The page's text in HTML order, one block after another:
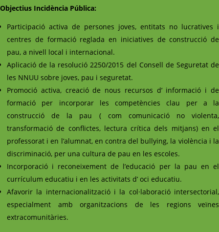
Objectius Incidència Pública:
Participació activa de persones joves, entitats no lucratives i
centres de formació reglada en iniciatives de construcció de
pau, a nivell local i internacional.
Aplicació de la resolució 2250/2015 del Consell de Seguretat de
les NNUU sobre joves, pau i seguretat.
Promoció activa, creació de nous recursos d’ informació i de
formació per incorporar les competències clau per a la
construcció de la pau ( com comunicació no violenta,
transformació de conflictes, lectura crítica dels mitjans) en el
professorat i en l’alumnat, en contra del bullying, la violència i la
discriminació, per una cultura de pau en les escoles.
Incorporació i reconeixement de l’educació per la pau en el
currículum educatiu i en les activitats d’ oci educatiu.
Afavorir la internacionalització i la col·laboració intersectorial,
especialment amb organitzacions de les regions veïnes
extracomunitàries.